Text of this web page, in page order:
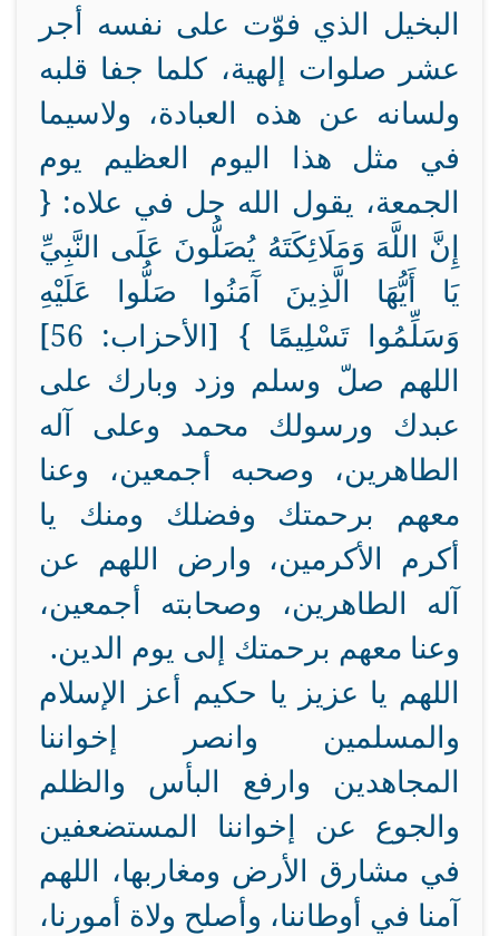
البخيل الذي فوّت على نفسه أجر
عشر صلوات إلهية، كلما جفا قلبه
ولسانه عن هذه العبادة، ولاسيما
في مثل هذا اليوم العظيم يوم
الجمعة، يقول الله جل في علاه: {
إِنَّ اللَّهَ وَمَلَائِكَتَهُ يُصَلُّونَ عَلَى النَّبِيِّ
يَا أَيُّهَا الَّذِينَ آَمَنُوا صَلُّوا عَلَيْهِ
وَسَلِّمُوا تَسْلِيمًا } [الأحزاب: 56]
اللهم صلّ وسلم وزد وبارك على
عبدك ورسولك محمد وعلى آله
الطاهرين، وصحبه أجمعين، وعنا
معهم برحمتك وفضلك ومنك يا
أكرم الأكرمين، وارض اللهم عن
آله الطاهرين، وصحابته أجمعين،
وعنا معهم برحمتك إلى يوم الدين.
اللهم يا عزيز يا حكيم أعز الإسلام
والمسلمين وانصر إخواننا
المجاهدين وارفع البأس والظلم
والجوع عن إخواننا المستضعفين
في مشارق الأرض ومغاربها، اللهم
آمنا في أوطاننا، وأصلح ولاة أمورنا،